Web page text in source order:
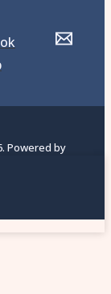
Powered by